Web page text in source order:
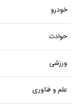
خودرو
حوادث
ورزشی
علم و فناوری